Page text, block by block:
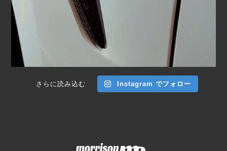
さらに読み込む Instagram でフォロー